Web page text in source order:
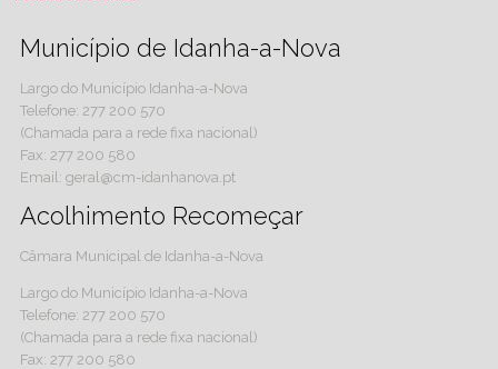
Município de Idanha-a-Nova
Largo do Município Idanha-a-Nova
Telefone: 277 200 570
(Chamada para a rede fixa nacional)
Fax: 277 200 580
Email: geral@cm-idanhanova.pt
Acolhimento Recomeçar
Câmara Municipal de Idanha-a-Nova
Largo do Município Idanha-a-Nova
Telefone: 277 200 570
(Chamada para a rede fixa nacional)
Fax: 277 200 580